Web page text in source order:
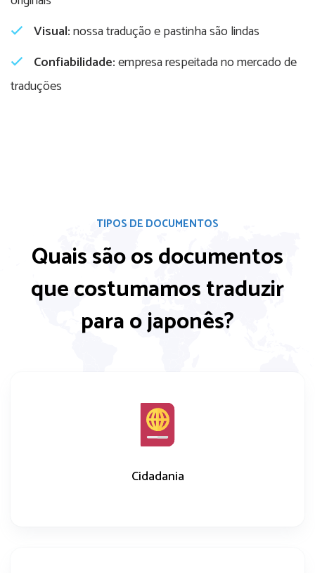
Visual:nossa tradução e pastinha são lindas
Confiabilidade:empresa respeitada no mercado de
traduções
TIPOS DE DOCUMENTOS
Quais são os documentos
que costumamostraduzir
para o japonês?
Cidadania